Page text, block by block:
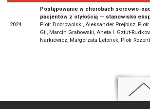
2024
Postępowanie w chorobach sercowo-
pacjentów z otyłością — stanowisko
Piotr Dobrowolski, Aleksander Prejbisz,
Gil, Marcin Grabowski, Aneta I. Gziut-
Narkiewicz, Małgorzata Lelonek, Piotr